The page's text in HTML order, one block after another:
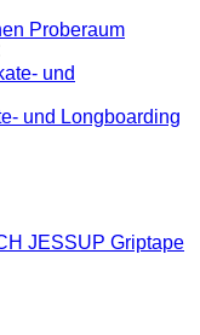
Proberaum
und Longboarding
JESSUP Griptape